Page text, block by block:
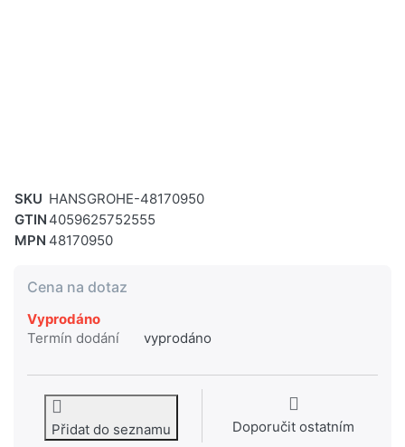
SKU HANSGROHE-48170950
GTIN 4059625752555
MPN 48170950
Cena na dotaz
Vyprodáno
Termín dodání
vyprodáno
Přidat do seznamu Doporučit ostatním